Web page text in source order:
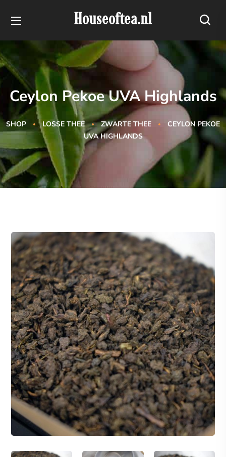
Houseoftea.nl
Ceylon Pekoe UVA Highlands
SHOP LOSSE THEE ZWARTE THEE
CEYLON PEKOE
UVA HIGHLANDS